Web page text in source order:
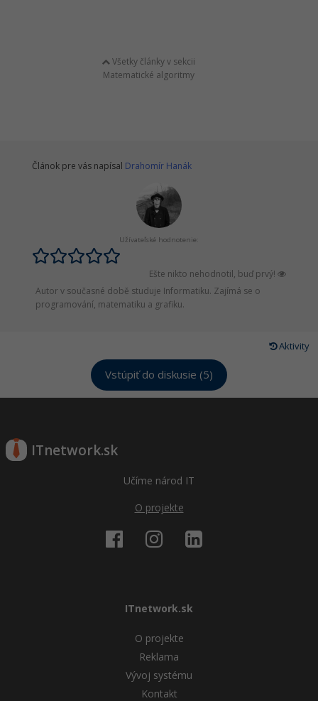
Všetky články v sekcii
Matematické algoritmy
Článok pre vás napísal Drahomír Hanák
Užívateľské hodnotenie:
Ešte nikto nehodnotil, buď prvý!
Autor v současné době studuje Informatiku. Zajímá se o
programování, matematiku a grafiku.
Aktivity
Vstúpiť do diskusie (5)
ITnetwork.sk
Učíme národ IT
O projekte
ITnetwork.sk
O projekte
Reklama
Vývoj systému
Kontakt